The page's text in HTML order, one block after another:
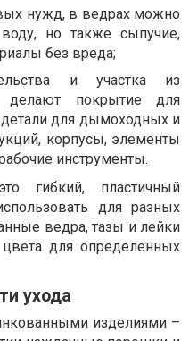
нужд, в ведрах можно
но также сыпучие,
без вреда;
и участка из
делают покрытие для
для дымоходных и
корпусы, элементы
инструменты.
гибкий, пластичный
для разных
ведра, тазы и лейки
для определенных
ухода
изделиями –